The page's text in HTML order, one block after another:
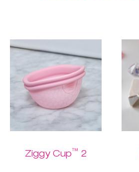
Ziggy Cup™ 2